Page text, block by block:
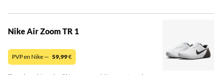
Nike Air Zoom TR 1
PVP en Nike — 59,99€